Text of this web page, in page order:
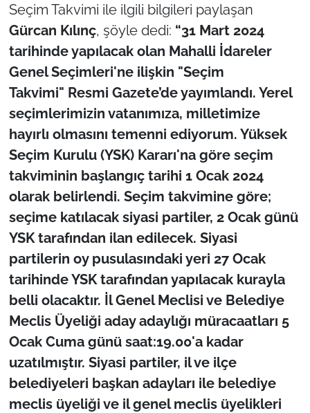
Seçim Takvimi ile ilgili bilgileri paylaşan
Gürcan Kılınç, şöyle dedi: “31 Mart 2024
tarihinde yapılacak olan Mahalli İdareler
Genel Seçimleri'ne ilişkin "Seçim
Takvimi" Resmi Gazete’de yayımlandı. Yerel
seçimlerimizin vatanımıza, milletimize
hayırlı olmasını temenni ediyorum. Yüksek
Seçim Kurulu (YSK) Kararı'na göre seçim
takviminin başlangıç tarihi 1 Ocak 2024
olarak belirlendi. Seçim takvimine göre;
seçime katılacak siyasi partiler, 2 Ocak günü
YSK tarafından ilan edilecek. Siyasi
partilerin oy pusulasındaki yeri 27 Ocak
tarihinde YSK tarafından yapılacak kurayla
belli olacaktır. İl Genel Meclisi ve Belediye
Meclis Üyeliği aday adaylığı müracaatları 5
Ocak Cuma günü saat:19.00'a kadar
uzatılmıştır. Siyasi partiler, il ve ilçe
belediyeleri başkan adayları ile belediye
meclis üyeliği ve il genel meclis üyelikleri
Magazin
İş Dünyası
Bilim Teknoloji
English News
Canlı Maç
Finans
Genel-A
Gündem-Eğitim